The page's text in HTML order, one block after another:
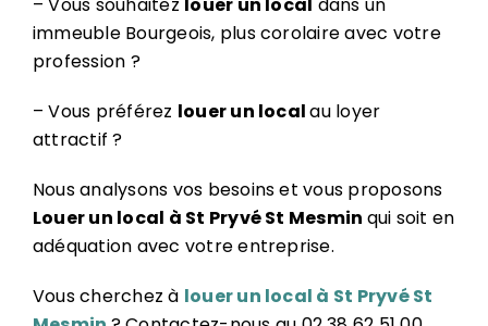
– Vous souhaitez louer un local dans un
immeuble Bourgeois, plus corolaire avec votre
profession ?
– Vous préférez louer un localau loyer
attractif ?
Nous analysons vos besoins et vous proposons
Louer un local à St Pryvé St Mesmin qui soit en
adéquation avec votre entreprise.
Vous cherchez à louer un local à St Pryvé St